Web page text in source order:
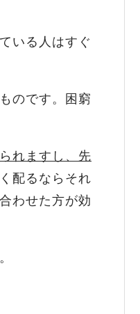
いる人はすぐ
のです。困窮
れますし、先
配るならそれ
わせた方が効